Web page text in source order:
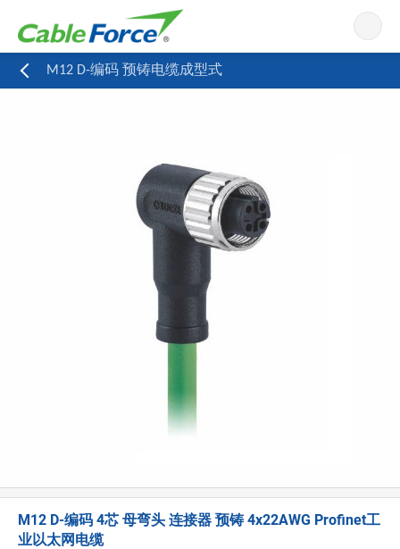
M12 D-编码 预铸电缆成型式
M12 D-编码 4芯 母弯头 连接器 预铸 4x22AWG Profinet工
业以太网电缆